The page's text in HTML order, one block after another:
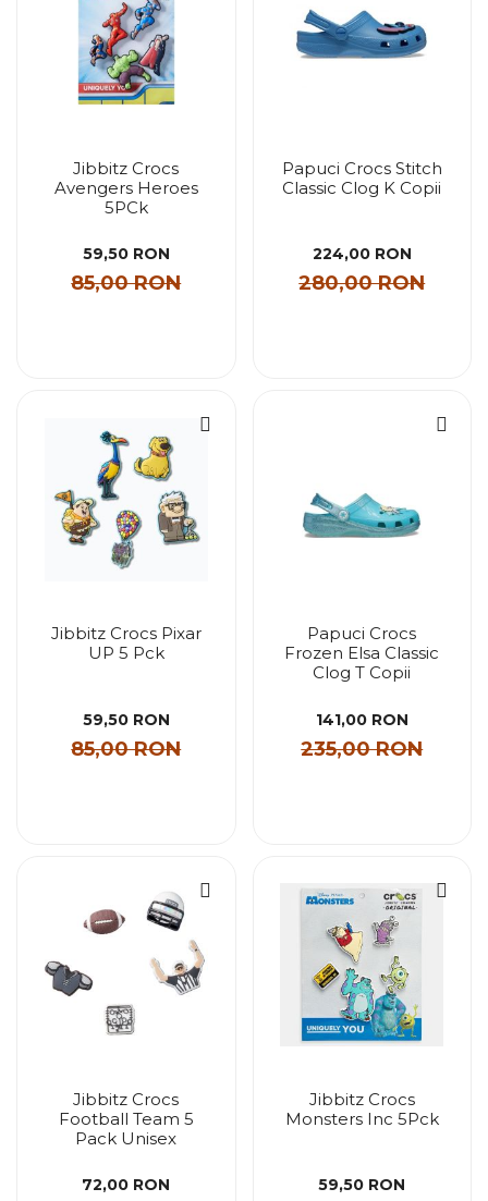
Jibbitz Crocs
Avengers Heroes
5PCk
59,50 RON
85,00 RON
Papuci Crocs Stitch
Classic Clog K Copii
224,00 RON
280,00 RON
Jibbitz Crocs Pixar
UP 5 Pck
59,50 RON
85,00 RON
Papuci Crocs
Frozen Elsa Classic
Clog T Copii
141,00 RON
235,00 RON
Jibbitz Crocs
Football Team 5
Pack Unisex
72,00 RON
Jibbitz Crocs
Monsters Inc 5Pck
59,50 RON